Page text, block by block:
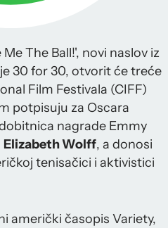
The Ball!', novi naslov iz
30 for 30, otvorit će treće
Film Festivala (CIFF)
potpisuju za Oscara
nagrade Emmy
Elizabeth Wolff, a donosi
tenisačici i aktivistici
američki časopis Variety,